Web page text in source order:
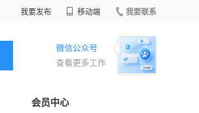
我要发布 移动端 我要联系
微信公众号
查看更多工作
会员中心